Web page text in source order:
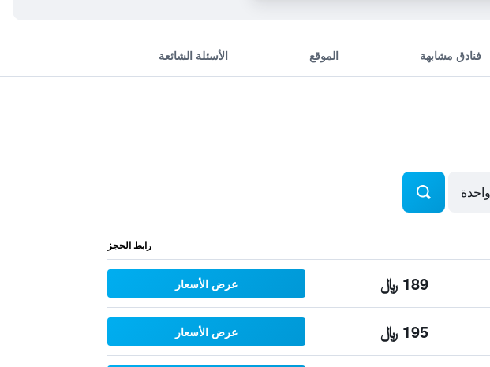
فنادق مشابهة الموقع الأسئلة الشائعة
رابط الحجز
189 ﷼ عرض الأسعار
195 ﷼ عرض الأسعار